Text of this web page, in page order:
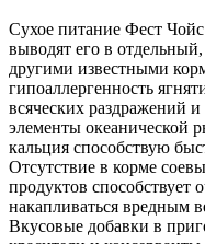
Сухое питание Фест
выводят его в
другими известными
гипоаллергенность
всяческих раздражений
элементы океанической
кальция способствую
Отсутствие в корме
продуктов способствует
накапливаться вредным
Вкусовые добавки в